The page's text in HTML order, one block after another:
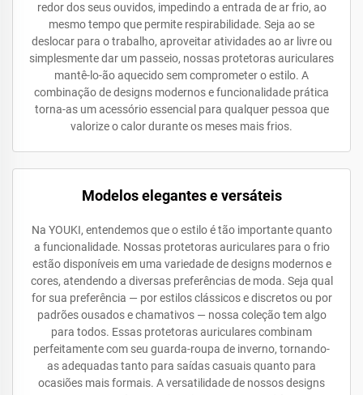
redor dos seus ouvidos, impedindo a entrada de ar frio, ao
mesmo tempo que permite respirabilidade. Seja ao se
deslocar para o trabalho, aproveitar atividades ao ar livre ou
simplesmente dar um passeio, nossas protetoras auriculares
mantê-lo-ão aquecido sem comprometer o estilo. A
combinação de designs modernos e funcionalidade prática
torna-as um acessório essencial para qualquer pessoa que
valorize o calor durante os meses mais frios.
Modelos elegantes e versáteis
Na YOUKI, entendemos que o estilo é tão importante quanto
a funcionalidade. Nossas protetoras auriculares para o frio
estão disponíveis em uma variedade de designs modernos e
cores, atendendo a diversas preferências de moda. Seja qual
for sua preferência — por estilos clássicos e discretos ou por
padrões ousados e chamativos — nossa coleção tem algo
para todos. Essas protetoras auriculares combinam
perfeitamente com seu guarda-roupa de inverno, tornando-
as adequadas tanto para saídas casuais quanto para
ocasiões mais formais. A versatilidade de nossos designs